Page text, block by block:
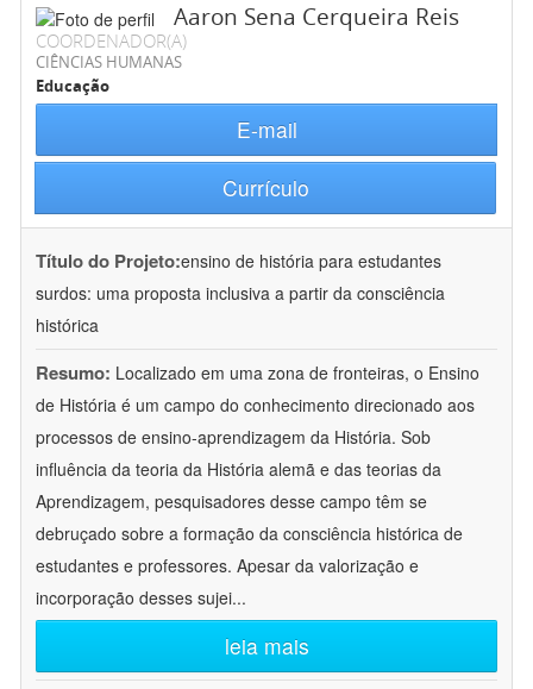
Aaron Sena Cerqueira Reis
COORDENADOR(A)
CIÊNCIAS HUMANAS
Educação
E-mail
Currículo
Título do Projeto:ensino de história para estudantes
surdos: uma proposta inclusiva a partir da consciência
histórica
Resumo: Localizado em uma zona de fronteiras, o Ensino
de História é um campo do conhecimento direcionado aos
processos de ensino-aprendizagem da História. Sob
influência da teoria da História alemã e das teorias da
Aprendizagem, pesquisadores desse campo têm se
debruçado sobre a formação da consciência histórica de
estudantes e professores. Apesar da valorização e
incorporação desses sujei...
leia mais